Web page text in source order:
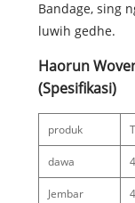
Bandage, sing
luwih gedhe.
Haorun
(Spesifikasi)
produk
dawa
Jembar